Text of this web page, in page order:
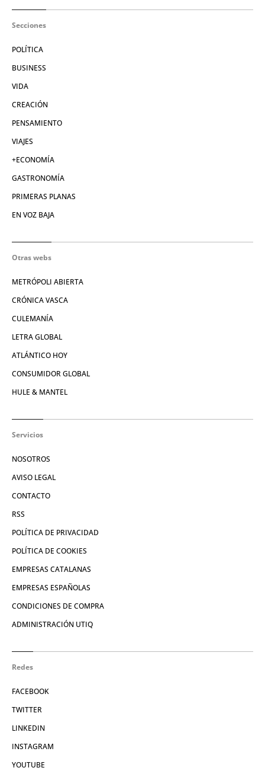
Secciones
POLÍTICA
BUSINESS
VIDA
CREACIÓN
PENSAMIENTO
VIAJES
+ECONOMÍA
GASTRONOMÍA
PRIMERAS PLANAS
EN VOZ BAJA
Otras webs
METRÓPOLI ABIERTA
CRÓNICA VASCA
CULEMANÍA
LETRA GLOBAL
ATLÁNTICO HOY
CONSUMIDOR GLOBAL
HULE & MANTEL
Servicios
NOSOTROS
AVISO LEGAL
CONTACTO
RSS
POLÍTICA DE PRIVACIDAD
POLÍTICA DE COOKIES
EMPRESAS CATALANAS
EMPRESAS ESPAÑOLAS
CONDICIONES DE COMPRA
ADMINISTRACIÓN UTIQ
Redes
FACEBOOK
TWITTER
LINKEDIN
INSTAGRAM
YOUTUBE